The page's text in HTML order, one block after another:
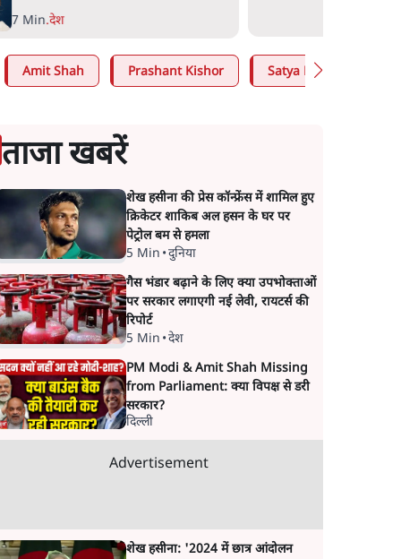
7 Min.देश
Amit Shah Prashant Kishor Satya Hindi
ताजा खबरें
शेख हसीना की प्रेस कॉन्फ्रेंस में शामिल हुए
क्रिकेटर शाकिब अल हसन के घर पर
पेट्रोल बम से हमला
5 Min •दुनिया
गैस भंडार बढ़ाने के लिए क्या उपभोक्ताओं
पर सरकार लगाएगी नई लेवी, रायटर्स की
रिपोर्ट
5 Min •देश
PM Modi & Amit Shah Missing
from Parliament: क्या विपक्ष से डरी
सरकार?
दिल्ली
Advertisement
शेख हसीना: '2024 में छात्र आंदोलन